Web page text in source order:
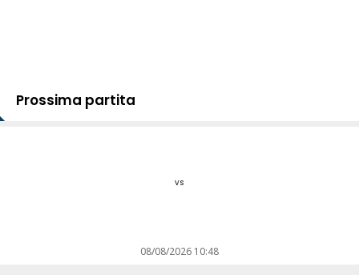
Prossima partita
vs
08/08/2026 10:48